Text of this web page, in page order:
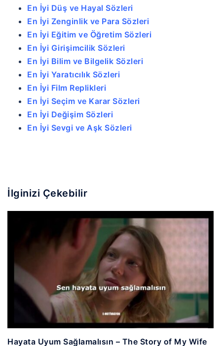
En İyi Düş ve Hayal Sözleri
En İyi Zenginlik ve Para Sözleri
En İyi Eğitim ve Öğretim Sözleri
En İyi Girişimcilik Sözleri
En İyi Bilim ve Bilgelik Sözleri
En İyi Yaratıcılık Sözleri
En İyi Film Replikleri
En İyi Seçim ve Karar Sözleri
En İyi Değişim Sözleri
En İyi Sevgi ve Aşk Sözleri
İlginizi Çekebilir
Hayata Uyum Sağlamalısın – The Story of My Wife